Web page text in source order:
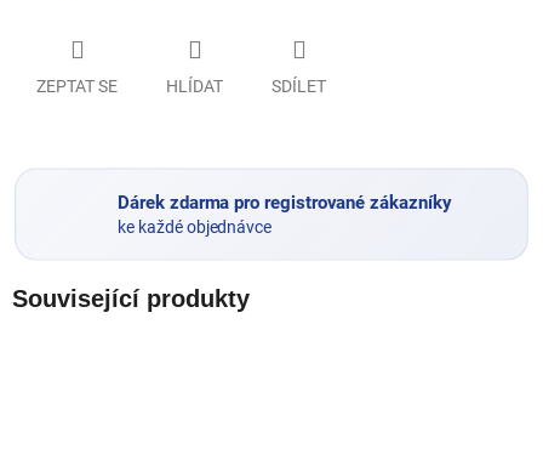
ZEPTAT SE HLÍDAT SDÍLET
Dárek zdarma pro registrované zákazníky
ke každé objednávce
Související produkty